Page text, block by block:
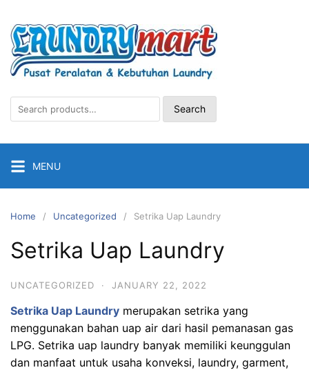
content
Search
for:
Search
MENU
Home Uncategorized Setrika Uap Laundry
Setrika Uap Laundry
UNCATEGORIZED · JANUARY 22, 2022
Setrika Uap Laundry merupakan setrika yang
menggunakan bahan uap air dari hasil pemanasan gas
LPG. Setrika uap laundry banyak memiliki keunggulan
dan manfaat untuk usaha konveksi, laundry, garment,